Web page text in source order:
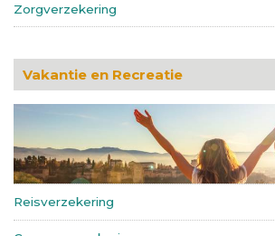
Zorgverzekering
Vakantie en Recreatie
Reisverzekering